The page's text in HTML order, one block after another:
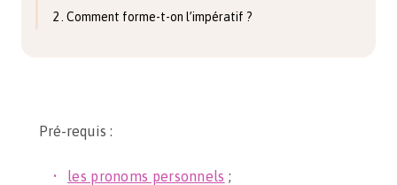
2 . Comment forme-t-on l’impératif ?
Pré-requis :
les pronoms personnels ;